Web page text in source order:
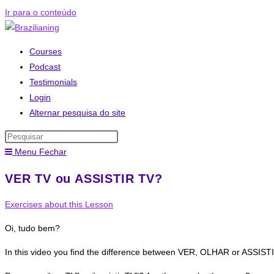
Ir para o conteúdo
Courses
Podcast
Testimonials
Login
Alternar pesquisa do site
Menu Fechar
VER TV ou ASSISTIR TV?
Exercises about this Lesson
Oi, tudo bem?
In this video you find the difference between VER, OLHAR or